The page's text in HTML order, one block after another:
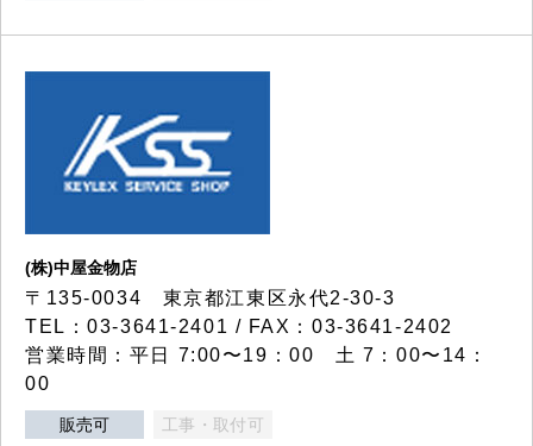
(株)中屋金物店
〒135-0034 東京都江東区永代2-30-3
TEL：03-3641-2401 / FAX：03-3641-2402
営業時間：平日 7:00〜19：00 土 7：00〜14：
00
販売可 工事・取付可